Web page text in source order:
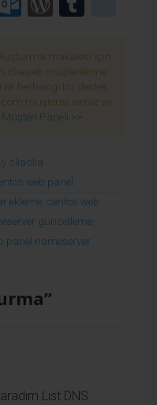
makalesi için
cliaweb müşterilerine
herhangi bir destek
müşterisi iseniz ve
Müşteri Paneli >>
cliaclia
web panel
ekleme centos web
güncelleme
panel nameserver
Zones sayfasının